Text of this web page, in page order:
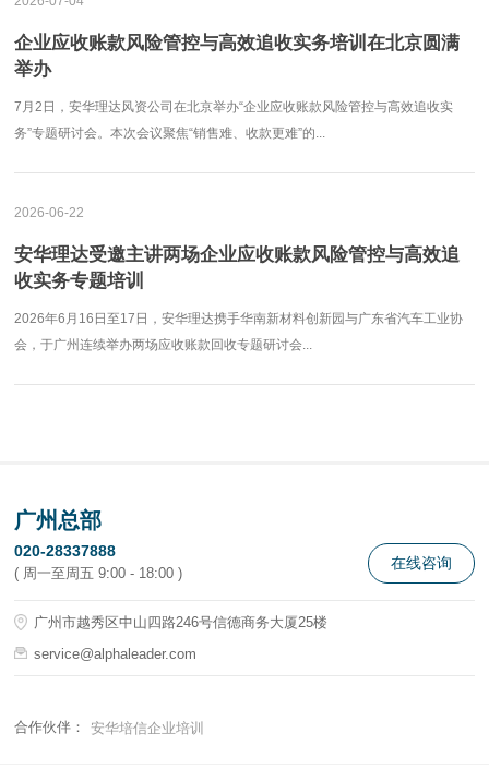
企业应收账款风险管控与高效追收实务培训在北京圆满
举办
7月2日，安华理达风资公司在北京举办“企业应收账款风险管控与高效追收实
务”专题研讨会。本次会议聚焦“销售难、收款更难”的...
2026-06-22
安华理达受邀主讲两场企业应收账款风险管控与高效追
收实务专题培训
2026年6月16日至17日，安华理达携手华南新材料创新园与广东省汽车工业协
会，于广州连续举办两场应收账款回收专题研讨会...
广州总部
020-28337888
( 周一至周五 9:00 - 18:00 )
在线咨询
广州市越秀区中山四路246号信德商务大厦25楼
service@alphaleader.com
合作伙伴： 安华培信企业培训